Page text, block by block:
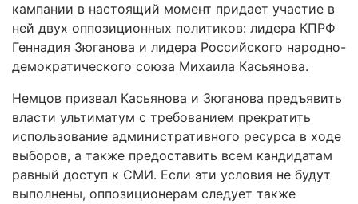
кампании в настоящий момент придает участие в
ней двух оппозиционных политиков: лидера КПРФ
Геннадия Зюганова и лидера Российского народно-
демократического союза Михаила Касьянова.
Немцов призвал Касьянова и Зюганова предъявить
власти ультиматум с требованием прекратить
использование административного ресурса в ходе
выборов, а также предоставить всем кандидатам
равный доступ к СМИ. Если эти условия не будут
выполнены, оппозиционерам следует также